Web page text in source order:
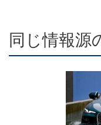
同じ情報源